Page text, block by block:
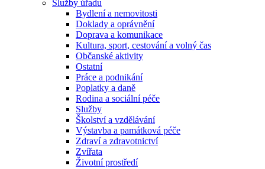
Služby úřadu
Bydlení a nemovitosti
Doklady a oprávnění
Doprava a komunikace
Kultura, sport, cestování a volný čas
Občanské aktivity
Ostatní
Práce a podnikání
Poplatky a daně
Rodina a sociální péče
Služby
Školství a vzdělávání
Výstavba a památková péče
Zdraví a zdravotnictví
Zvířata
Životní prostředí